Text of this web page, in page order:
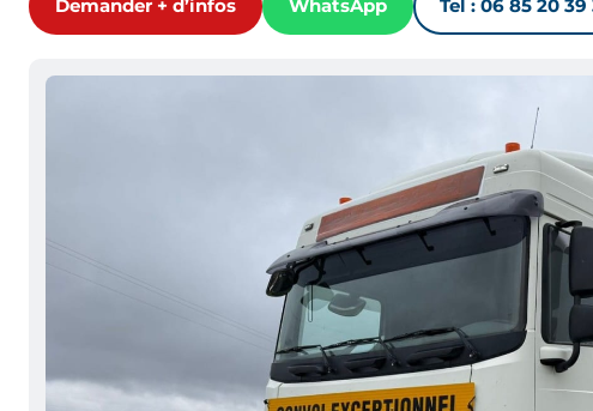
Demander + d’infos WhatsApp Tel : 06 85 20 39